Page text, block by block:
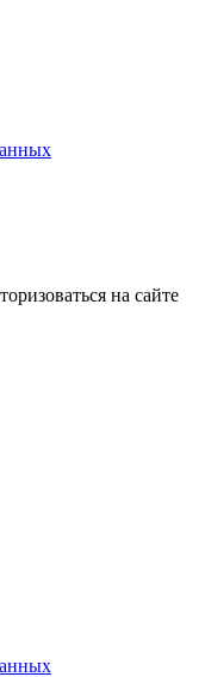
на сайте